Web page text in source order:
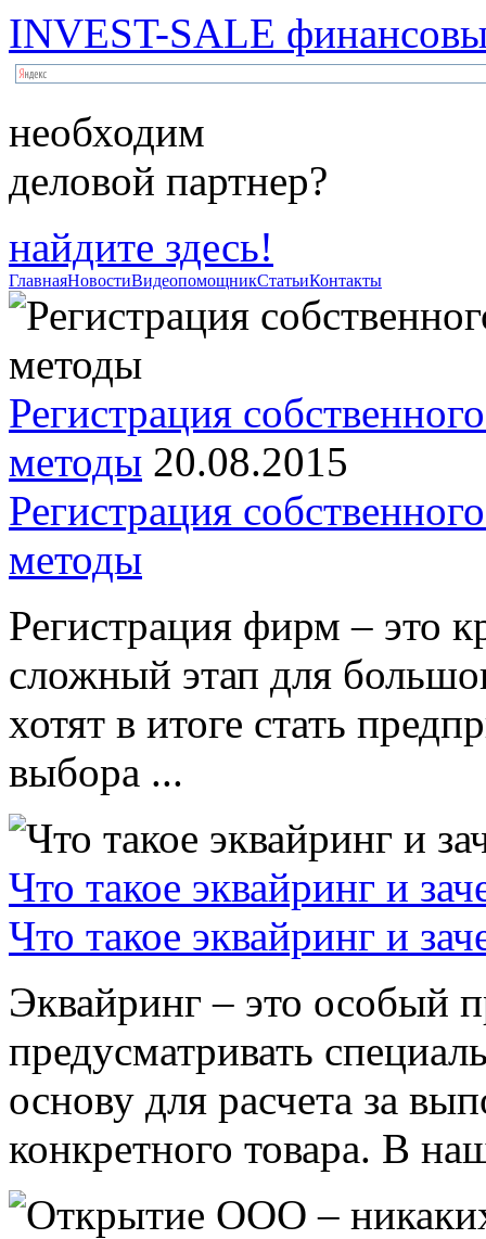
INVEST-SALE
необходим
деловой партнер?
найдите здесь!
ГлавнаяНовостиВидеопомощникСтатьиКонтакты
Регистрация
методы 20.08.2015
Регистрация
методы
Регистрация фирм – это
сложный этап для
хотят в итоге стать
выбора ...
Что такое эквайринг и
Что такое эквайринг и
Эквайринг – это особый
предусматривать
основу для расчета за
конкретного товара. В